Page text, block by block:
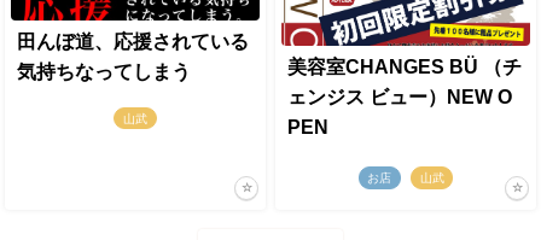
田んぼ道、応援されている
気持ちなってしまう
山武
美容室CHANGES BÜ （チ
ェンジス ビュー）NEW O
PEN
お店 山武